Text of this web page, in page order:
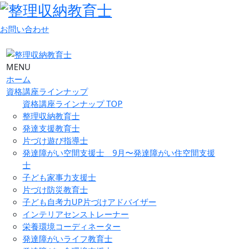
お問い合わせ
MENU
ホーム
資格講座ラインナップ
資格講座ラインナップ TOP
整理収納教育士
発達支援教育士
片づけ遊び指導士
発達障がい空間支援士 9月〜発達障がい住空間支援
士
子ども家事力支援士
片づけ防災教育士
子ども自考力UP片づけアドバイザー
インテリアセンストレーナー
栄養環境コーディネーター
発達障がいライフ教育士